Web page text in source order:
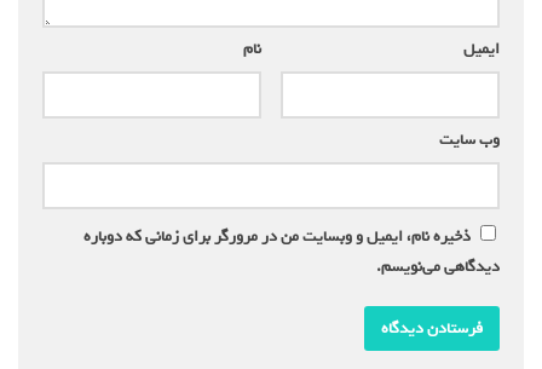
نام ایمیل
وب‌ سایت
ذخیره نام، ایمیل و وبسایت من در مرورگر برای زمانی که دوباره
دیدگاهی می‌نویسم.